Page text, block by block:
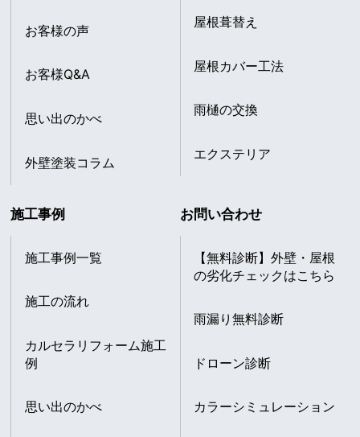
お客様の声
お客様Q&A
思い出のかべ
外壁塗装コラム
屋根葺替え
屋根カバー工法
雨樋の交換
エクステリア
施工事例
施工事例一覧
施工の流れ
カルセラリフォーム施工
例
思い出のかべ
お問い合わせ
【無料診断】外壁・屋根
の劣化チェックはこちら
雨漏り無料診断
ドローン診断
カラーシミュレーション